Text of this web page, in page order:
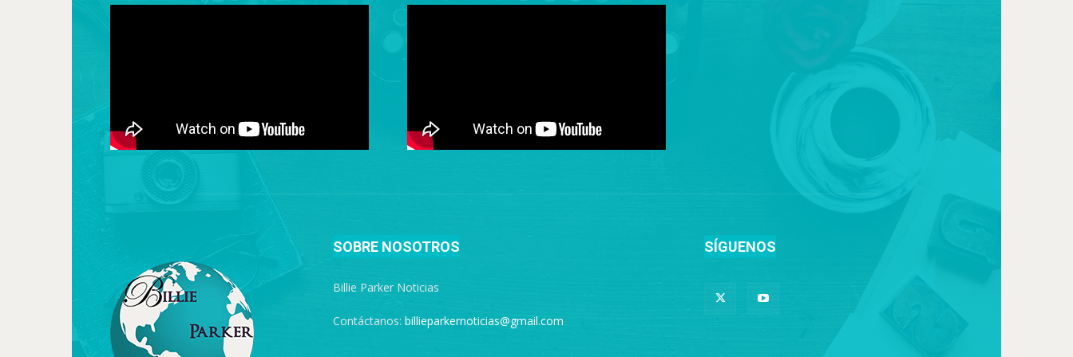
SOBRE NOSOTROS
Billie Parker Noticias
Contáctanos: billieparkernoticias@gmail.com
SÍGUENOS